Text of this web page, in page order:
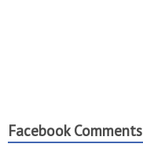
Facebook Comments